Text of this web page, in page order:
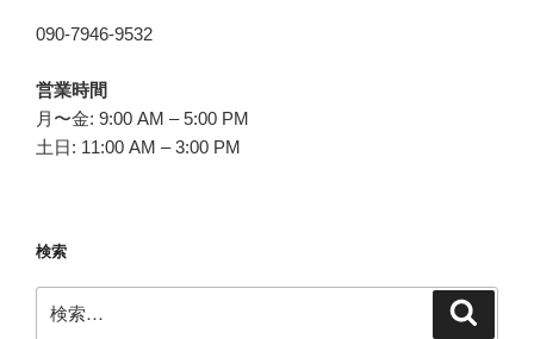
090-7946-9532
営業時間
月〜金: 9:00 AM – 5:00 PM
土日: 11:00 AM – 3:00 PM
検索
索: